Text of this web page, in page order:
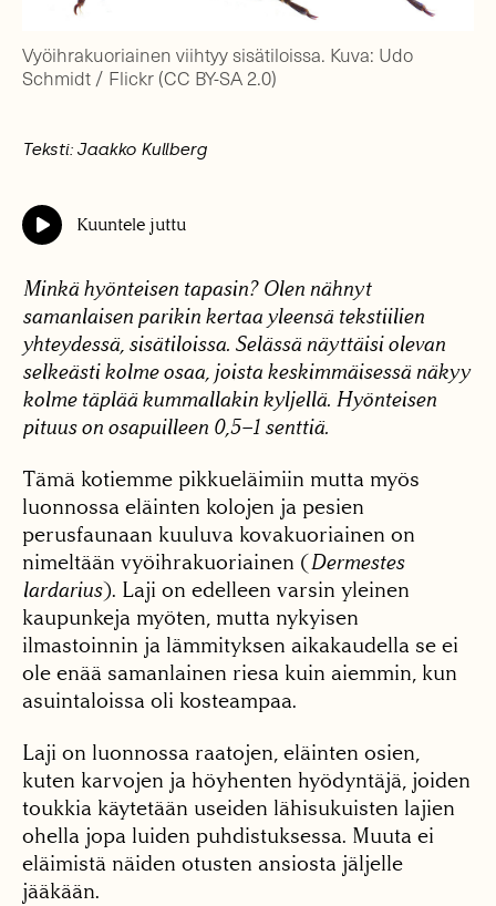
Vyöihrakuoriainen viihtyy sisätiloissa. Kuva: Udo
Schmidt / Flickr (CC BY-SA 2.0)
Teksti: Jaakko Kullberg
Kuuntele juttu
Minkä hyönteisen tapasin? Olen nähnyt
samanlaisen parikin kertaa yleensä tekstiilien
yhteydessä, sisätiloissa. Selässä näyttäisi olevan
selkeästi kolme osaa, joista keskimmäisessä näkyy
kolme täplää kummallakin kyljellä. Hyönteisen
pituus on osapuilleen 0,5–1 senttiä.
Tämä kotiemme pikkueläimiin mutta myös
luonnossa eläinten kolojen ja pesien
perusfaunaan kuuluva kovakuoriainen on
nimeltään vyöihrakuoriainen (Dermestes
lardarius). Laji on edelleen varsin yleinen
kaupunkeja myöten, mutta nykyisen
ilmastoinnin ja lämmityksen aikakaudella se ei
ole enää samanlainen riesa kuin aiemmin, kun
asuintaloissa oli kosteampaa.
Laji on luonnossa raatojen, eläinten osien,
kuten karvojen ja höyhenten hyödyntäjä, joiden
toukkia käytetään useiden lähisukuisten lajien
ohella jopa luiden puhdistuksessa. Muuta ei
eläimistä näiden otusten ansiosta jäljelle
jääkään.